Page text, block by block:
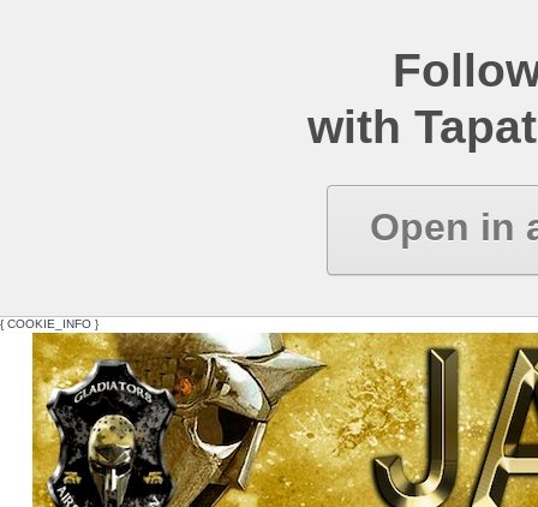
with
Open in
{ COOKIE_INFO }